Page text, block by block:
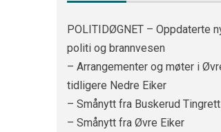
POLITIDØGNET – Oppdaterte
politi og brannvesen
– Arrangementer og møter i
tidligere Nedre Eiker
– Smånytt fra Buskerud
– Smånytt fra Øvre Eiker